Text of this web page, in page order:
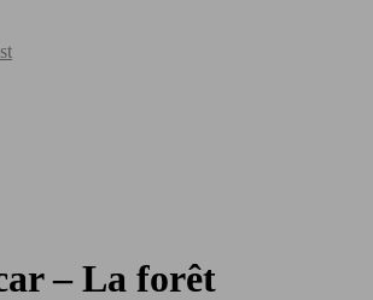
– La forêt